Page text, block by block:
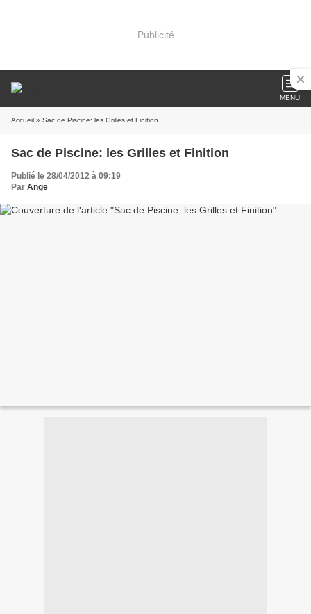
Publicité
MENU
Accueil » Sac de Piscine: les Grilles et Finition
Sac de Piscine: les Grilles et Finition
Publié le 28/04/2012 à 09:19
Par Ange